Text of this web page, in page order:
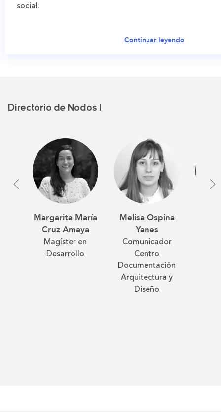
social.
Continuar leyendo
Directorio de Nodos I
Margarita María
Cruz Amaya
Magíster en
Desarrollo
Melisa Ospina
Yanes
Comunicador
Centro
Documentación
Arquitectura y
Diseño